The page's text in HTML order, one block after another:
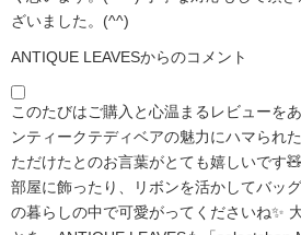
ざいました。(^^)
ANTIQUE LEAVESからのコメント
このたびはご購入と心温まるレビューを
ンティークテディベアの魅力にハマられ
ただけたとのお言葉がとても嬉しいです
部屋に飾ったり、リボンを活かしてバッ
の暮らしの中で可愛がってくださいね✨